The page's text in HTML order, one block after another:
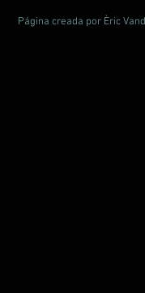
Página creada por Èric